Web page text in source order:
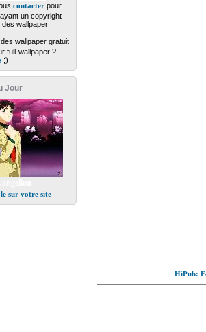
contacterpour
un copyright
wallpaper
wallpaper gratuit
full-wallpaper ?
;)
Jour
sur votre site
HiPub: